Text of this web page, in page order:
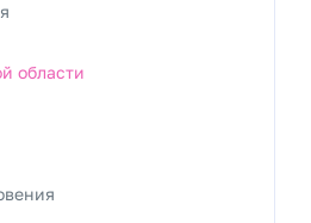
области